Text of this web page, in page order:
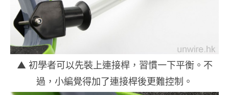
▲ 初學者可以先裝上連接桿，習慣一下平衡。不
過，小編覺得加了連接桿後更難控制。